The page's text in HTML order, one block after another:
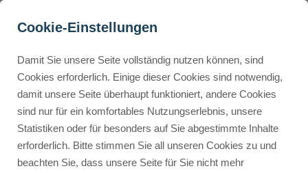
Buyer Personas erstellen
Landingpage optimieren
CapCut Grundfunktionen:
8 Tools für Videos
Werbehinweis: Links mit Sternchen (*) sind Affiliate-Links. Kaufst
du darüber ein, erhalte ich eine Provision – ohne Mehrkosten für
dich.
Cookie-Einstellungen
Damit Sie unsere Seite vollständig nutzen können, sind
Cookies erforderlich. Einige dieser Cookies sind notwendig,
damit unsere Seite überhaupt funktioniert, andere Cookies
sind nur für ein komfortables Nutzungserlebnis, unsere
Statistiken oder für besonders auf Sie abgestimmte Inhalte
erforderlich. Bitte stimmen Sie all unseren Cookies zu und
beachten Sie, dass unsere Seite für Sie nicht mehr